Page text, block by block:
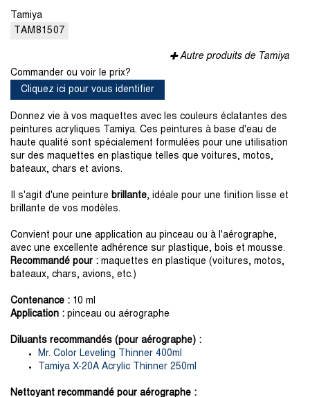
Tamiya
TAM81507
Autre produits de Tamiya
Commander ou voir le prix?
Cliquez ici pour vous identifier
Donnez vie à vos maquettes avec les couleurs éclatantes des
peintures acryliques Tamiya. Ces peintures à base d'eau de
haute qualité sont spécialement formulées pour une utilisation
sur des maquettes en plastique telles que voitures, motos,
bateaux, chars et avions.
Il s'agit d'une peinture brillante, idéale pour une finition lisse et
brillante de vos modèles.
Convient pour une application au pinceau ou à l'aérographe,
avec une excellente adhérence sur plastique, bois et mousse.
Recommandé pour : maquettes en plastique (voitures, motos,
bateaux, chars, avions, etc.)
Contenance : 10 ml
Application : pinceau ou aérographe
Diluants recommandés (pour aérographe) :
Mr. Color Leveling Thinner 400ml
Tamiya X-20A Acrylic Thinner 250ml
Nettoyant recommandé pour aérographe :